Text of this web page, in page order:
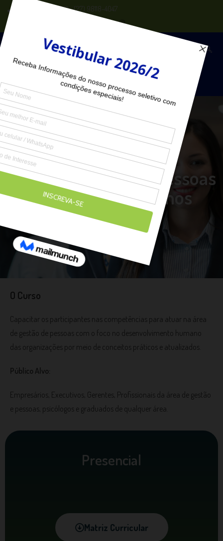
(27) 2102-6000 (27) 98118-4047
Seja Aluno
MBA em Gestão de Pessoas
e Recursos Humanos
O Curso
Capacitar os participantes nas competências para atuar na área
de gestão de pessoas com o foco no desenvolvimento humano
das organizações por meio de conceitos práticos e atualizados.
Público Alvo:
Empresários, Executivos, Gerentes, Profissionais da área de gestão
e pessoas, psicólogos e graduados de qualquer área.
Presencial
Matriz Curricular